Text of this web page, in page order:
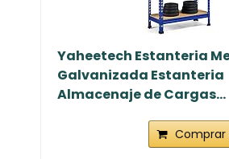
Yaheetech Estanteria
Galvanizada Estanteria
Almacenaje de Cargas...
Comprar